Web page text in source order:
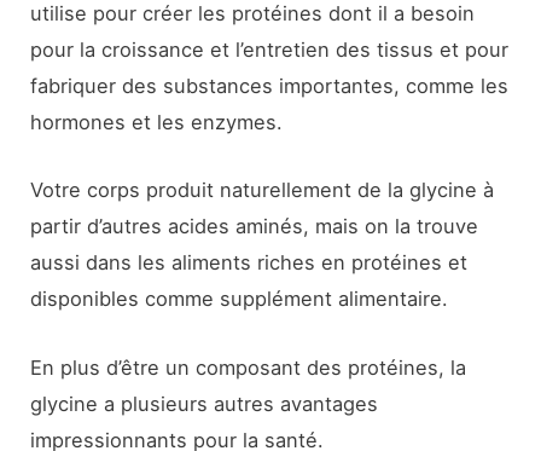
utilise pour créer les protéines dont il a besoin
pour la croissance et l’entretien des tissus et pour
fabriquer des substances importantes, comme les
hormones et les enzymes.
Votre corps produit naturellement de la glycine à
partir d’autres acides aminés, mais on la trouve
aussi dans les aliments riches en protéines et
disponibles comme supplément alimentaire.
En plus d’être un composant des protéines, la
glycine a plusieurs autres avantages
impressionnants pour la santé.